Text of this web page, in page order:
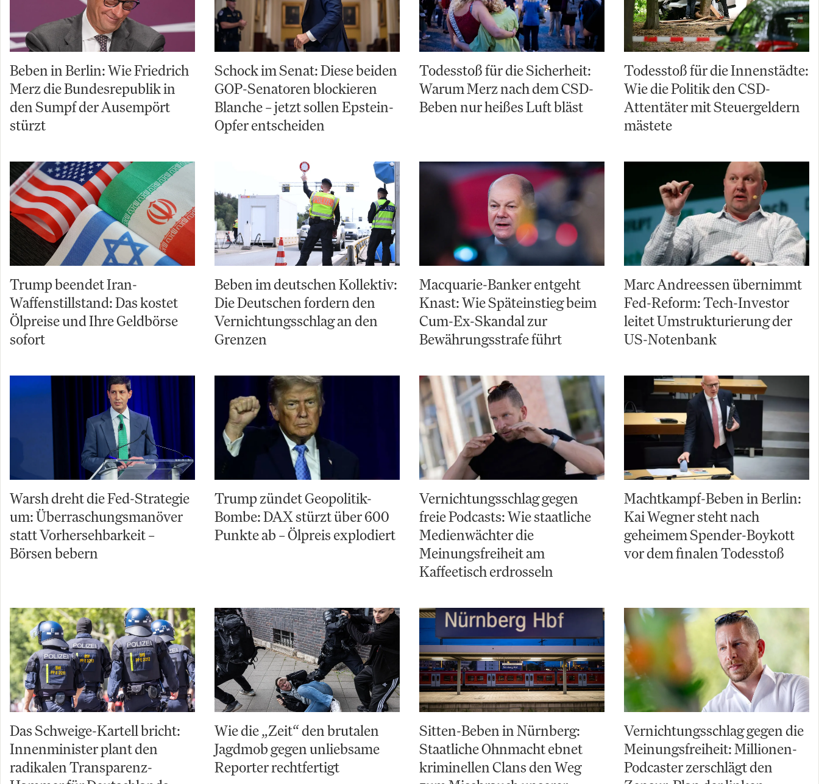
Beben in Berlin: Wie Friedrich
Merz die Bundesrepublik in
den Sumpf der Ausempört
stürzt
Schock im Senat: Diese beiden
GOP-Senatoren blockieren
Blanche – jetzt sollen Epstein-
Opfer entscheiden
Todesstoß für die Sicherheit:
Warum Merz nach dem CSD-
Beben nur heißes Luft bläst
Todesstoß für die Innenstädte:
Wie die Politik den CSD-
Attentäter mit Steuergeldern
mästete
Trump beendet Iran-
Waffenstillstand: Das kostet
Ölpreise und Ihre Geldbörse
sofort
Beben im deutschen Kollektiv:
Die Deutschen fordern den
Vernichtungsschlag an den
Grenzen
Macquarie-Banker entgeht
Knast: Wie Späteinstieg beim
Cum-Ex-Skandal zur
Bewährungsstrafe führt
Marc Andreessen übernimmt
Fed-Reform: Tech-Investor
leitet Umstrukturierung der
US-Notenbank
Warsh dreht die Fed-Strategie
um: Überraschungsmanöver
statt Vorhersehbarkeit –
Börsen bebern
Trump zündet Geopolitik-
Bombe: DAX stürzt über 600
Punkte ab – Ölpreis explodiert
Vernichtungsschlag gegen
freie Podcasts: Wie staatliche
Medienwächter die
Meinungsfreiheit am
Kaffeetisch erdrosseln
Machtkampf-Beben in Berlin:
Kai Wegner steht nach
geheimem Spender-Boykott
vor dem finalen Todesstoß
Das Schweige-Kartell bricht:
Innenminister plant den
radikalen Transparenz-
Wie die „Zeit“ den brutalen
Jagdmob gegen unliebsame
Reporter rechtfertigt
Sitten-Beben in Nürnberg:
Staatliche Ohnmacht ebnet
kriminellen Clans den Weg
Vernichtungsschlag gegen die
Meinungsfreiheit: Millionen-
Podcaster zerschlägt den